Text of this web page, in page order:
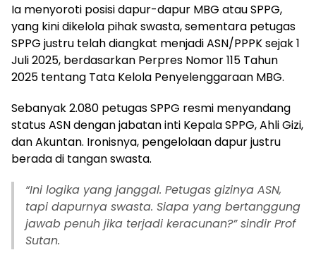
Ia menyoroti posisi dapur-dapur MBG atau SPPG,
yang kini dikelola pihak swasta, sementara petugas
SPPG justru telah diangkat menjadi ASN/PPPK sejak 1
Juli 2025, berdasarkan Perpres Nomor 115 Tahun
2025 tentang Tata Kelola Penyelenggaraan MBG.
Sebanyak 2.080 petugas SPPG resmi menyandang
status ASN dengan jabatan inti Kepala SPPG, Ahli Gizi,
dan Akuntan. Ironisnya, pengelolaan dapur justru
berada di tangan swasta.
“Ini logika yang janggal. Petugas gizinya ASN,
tapi dapurnya swasta. Siapa yang bertanggung
jawab penuh jika terjadi keracunan?” sindir Prof
Sutan.